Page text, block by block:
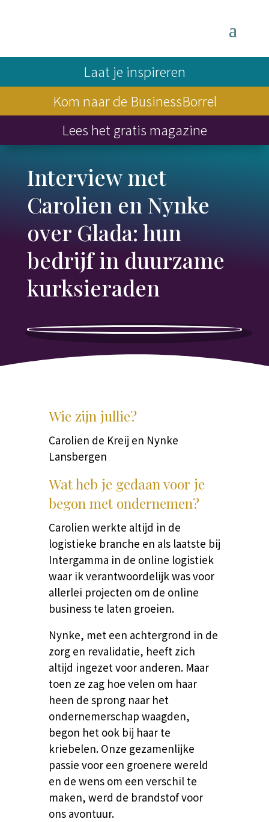
Laat je inspireren
Kom naar de BusinessBorrel
Lees het gratis magazine
Interview met
Carolien en Nynke
over Glada: hun
bedrijf in duurzame
kurksieraden
Wie zijn jullie?
Carolien de Kreij en Nynke
Lansbergen
Wat heb je gedaan voor je
begon met ondernemen?
Carolien werkte altijd in de
logistieke branche en als laatste bij
Intergamma in de online logistiek
waar ik verantwoordelijk was voor
allerlei projecten om de online
business te laten groeien.
Nynke, met een achtergrond in de
zorg en revalidatie, heeft zich
altijd ingezet voor anderen. Maar
toen ze zag hoe velen om haar
heen de sprong naar het
ondernemerschap waagden,
begon het ook bij haar te
kriebelen. Onze gezamenlijke
passie voor een groenere wereld
en de wens om een verschil te
maken, werd de brandstof voor
ons avontuur.